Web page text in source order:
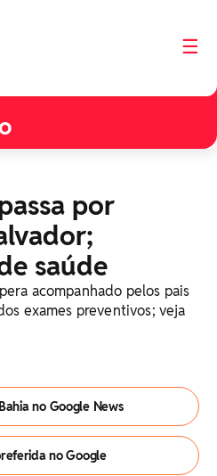
☰
por
saúde
acompanhado pelos pais
exames preventivos; veja
no Google News
no Google